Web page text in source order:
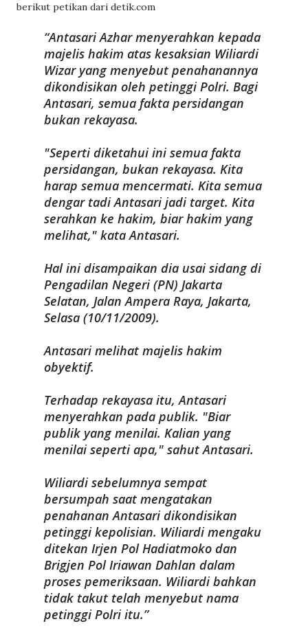
berikut petikan dari detik.com
Antasari Azhar menyerahkan kepada
majelis hakim atas kesaksian Wiliardi
Wizar yang menyebut penahanannya
dikondisikan oleh petinggi Polri. Bagi
Antasari, semua fakta persidangan
bukan rekayasa.
"Seperti diketahui ini semua fakta
persidangan, bukan rekayasa. Kita
harap semua mencermati. Kita semua
dengar tadi Antasari jadi target. Kita
serahkan ke hakim, biar hakim yang
melihat," kata Antasari.
Hal ini disampaikan dia usai sidang di
Pengadilan Negeri (PN) Jakarta
Selatan, Jalan Ampera Raya, Jakarta,
Selasa (10/11/2009).
Antasari melihat majelis hakim
obyektif.
Terhadap rekayasa itu, Antasari
menyerahkan pada publik. "Biar
publik yang menilai. Kalian yang
menilai seperti apa," sahut Antasari.
Wiliardi sebelumnya sempat
bersumpah saat mengatakan
penahanan Antasari dikondisikan
petinggi kepolisian. Wiliardi mengaku
ditekan Irjen Pol Hadiatmoko dan
Brigjen Pol Iriawan Dahlan dalam
proses pemeriksaan. Wiliardi bahkan
tidak takut telah menyebut nama
petinggi Polri itu.